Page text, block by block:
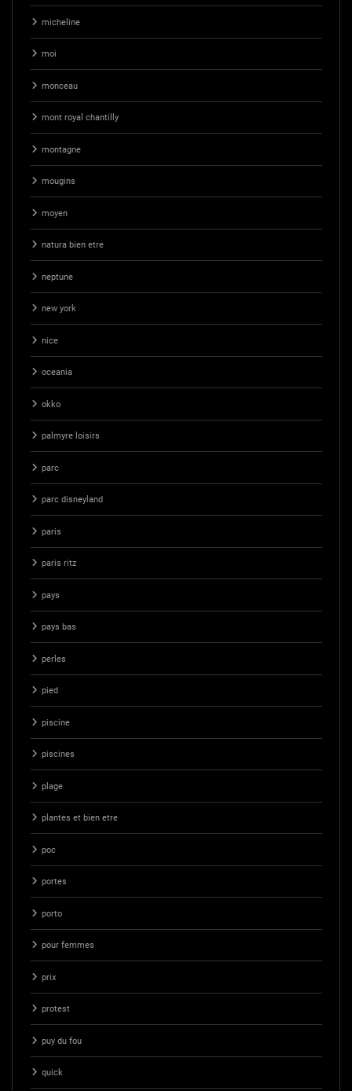
micheline
moi
monceau
mont royal chantilly
montagne
mougins
moyen
natura bien etre
neptune
new york
nice
oceania
okko
palmyre loisirs
parc
parc disneyland
paris
paris ritz
pays
pays bas
perles
pied
piscine
piscines
plage
plantes et bien etre
poc
portes
porto
pour femmes
prix
protest
puy du fou
quick